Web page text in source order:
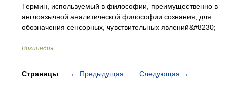
Термин, используемый в философии, преимущественно в
англоязычной аналитической философии сознания, для
обозначения сенсорных, чувствительных явлений&#8230;
Википедия
Страницы ← Предыдущая Следующая →